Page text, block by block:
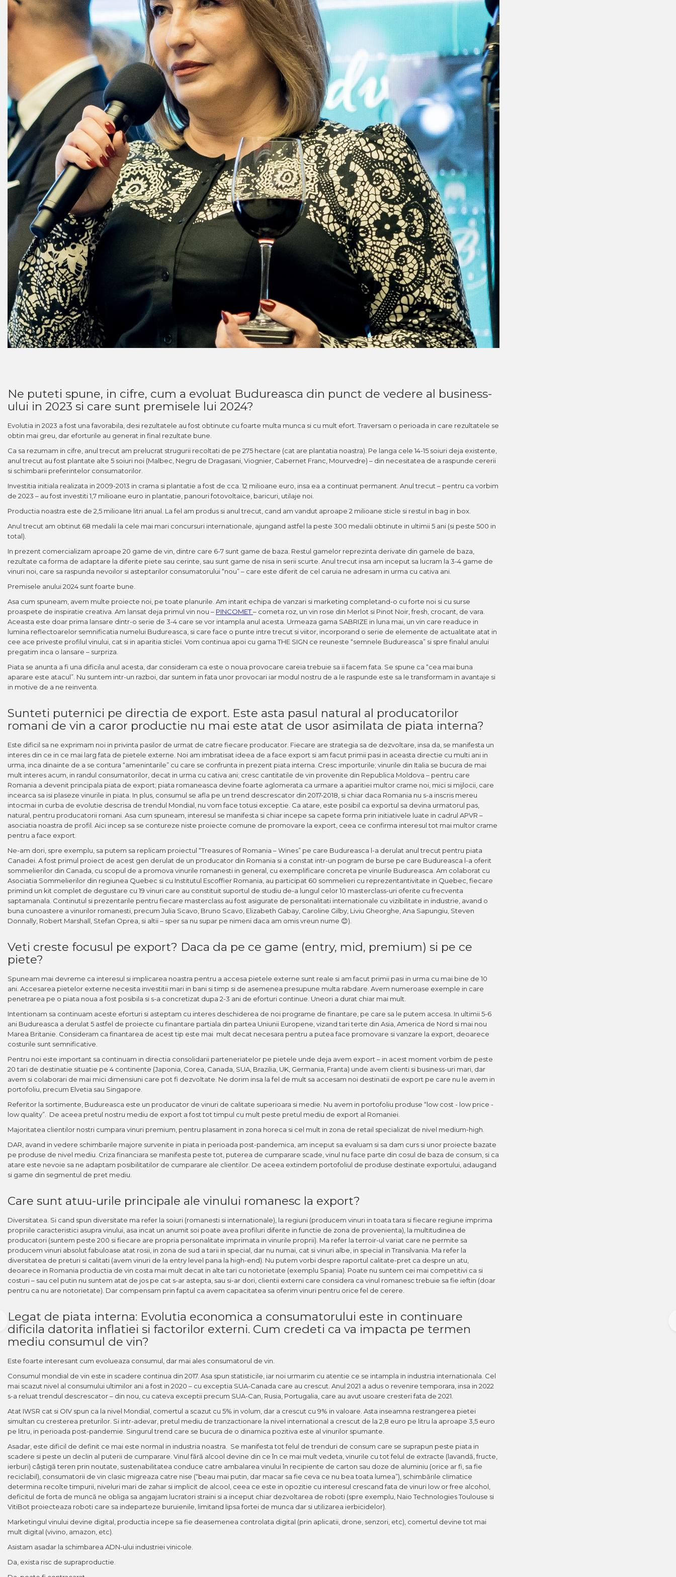
Crama GRAMMA
Cramele COTNARI
Crama LICORNA
Domeniile La MIGDALI
Crama AVINCIS
Crama JIDVEI
Crama JELNA
GRAMOFON Wine
Domeniul BOGDAN
Crama ARAMIC
Crama CORCOVA
Crama PURCARI
Crama HERMEZIU
Grup FRESCOBALDI
L'ARTIST
DEMETER
VINUL Bikers For Humanity
Crama BALLA GEZA
Vinuri SPANIA
Domeniile SÂMBUREȘTI
FAUTOR Winery
PRIMUL
Domeniile PANCIU
The ICONIC Estate
Crama Petro VASELO
Nea FLORICĂ
Vinuri Din GRECIA
Crama BUDUREASCA
Domeniile FRANCO-
ROMÂNE
Ne puteti spune, in cifre, cum a evoluat Budureasca din punct de vedere al business-
ului in 2023 si care sunt premisele lui 2024?
Evolutia in 2023 a fost una favorabila, desi rezultatele au fost obtinute cu foarte multa munca si cu mult efort. Traversam o perioada in care rezultatele se
obtin mai greu, dar eforturile au generat in final rezultate bune.
Ca sa rezumam in cifre, anul trecut am prelucrat strugurii recoltati de pe 275 hectare (cat are plantatia noastra). Pe langa cele 14-15 soiuri deja existente,
anul trecut au fost plantate alte 5 soiuri noi (Malbec, Negru de Dragasani, Viognier, Cabernet Franc, Mourvedre) – din necesitatea de a raspunde cererii
si schimbarii preferintelor consumatorilor.
Investitia initiala realizata in 2009-2013 in crama si plantatie a fost de cca. 12 milioane euro, insa ea a continuat permanent. Anul trecut – pentru ca vorbim
de 2023 – au fost investiti 1,7 milioane euro in plantatie, panouri fotovoltaice, baricuri, utilaje noi.
Productia noastra este de 2,5 milioane litri anual. La fel am produs si anul trecut, cand am vandut aproape 2 milioane sticle si restul in bag in box.
Anul trecut am obtinut 68 medalii la cele mai mari concursuri internationale, ajungand astfel la peste 300 medalii obtinute in ultimii 5 ani (si peste 500 in
total).
In prezent comercializam aproape 20 game de vin, dintre care 6-7 sunt game de baza. Restul gamelor reprezinta derivate din gamele de baza,
rezultate ca forma de adaptare la diferite piete sau cerinte, sau sunt game de nisa in serii scurte. Anul trecut insa am inceput sa lucram la 3-4 game de
vinuri noi, care sa raspunda nevoilor si asteptarilor consumatorului “nou” – care este diferit de cel caruia ne adresam in urma cu cativa ani.
Premisele anului 2024 sunt foarte bune.
Asa cum spuneam, avem multe proiecte noi, pe toate planurile. Am intarit echipa de vanzari si marketing completand-o cu forte noi si cu surse
proaspete de inspiratie creativa. Am lansat deja primul vin nou – PINCOMET– cometa roz, un vin rose din Merlot si Pinot Noir, fresh, crocant, de vara.
Aceasta este doar prima lansare dintr-o serie de 3-4 care se vor intampla anul acesta. Urmeaza gama SABRIZE in luna mai, un vin care readuce in
lumina reflectoarelor semnificatia numelui Budureasca, si care face o punte intre trecut si viitor, incorporand o serie de elemente de actualitate atat in
cee ace priveste profilul vinului, cat si in aparitia sticlei. Vom continua apoi cu gama THE SIGN ce reuneste “semnele Budureasca” si spre finalul anului
pregatim inca o lansare – surpriza.
Piata se anunta a fi una dificila anul acesta, dar consideram ca este o noua provocare careia trebuie sa ii facem fata. Se spune ca “cea mai buna
aparare este atacul”. Nu suntem intr-un razboi, dar suntem in fata unor provocari iar modul nostru de a le raspunde este sa le transformam in avantaje si
in motive de a ne reinventa.
Sunteti puternici pe directia de export. Este asta pasul natural al producatorilor
romani de vin a caror productie nu mai este atat de usor asimilata de piata interna?
Este dificil sa ne exprimam noi in privinta pasilor de urmat de catre fiecare producator. Fiecare are strategia sa de dezvoltare, insa da, se manifesta un
interes din ce in ce mai larg fata de pietele externe. Noi am imbratisat ideea de a face export si am facut primii pasi in aceasta directie cu multi ani in
urma, inca dinainte de a se contura “amenintarile” cu care se confrunta in prezent piata interna. Cresc importurile; vinurile din Italia se bucura de mai
mult interes acum, in randul consumatorilor, decat in urma cu cativa ani; cresc cantitatile de vin provenite din Republica Moldova – pentru care
Romania a devenit principala piata de export; piata romaneasca devine foarte aglomerata ca urmare a aparitiei multor crame noi, mici si mijlocii, care
incearca sa isi plaseze vinurile in piata. In plus, consumul se afla pe un trend descrescator din 2017-2018, si chiar daca Romania nu s-a inscris mereu
intocmai in curba de evolutie descrisa de trendul Mondial, nu vom face totusi exceptie. Ca atare, este posibil ca exportul sa devina urmatorul pas,
natural, pentru producatorii romani. Asa cum spuneam, interesul se manifesta si chiar incepe sa capete forma prin initiativele luate in cadrul APVR –
asociatia noastra de profil. Aici incep sa se contureze niste proiecte comune de promovare la export, ceea ce confirma interesul tot mai multor crame
pentru a face export.
Ne-am dori, spre exemplu, sa putem sa replicam proiectul “Treasures of Romania – Wines” pe care Budureasca l-a derulat anul trecut pentru piata
Canadei. A fost primul proiect de acest gen derulat de un producator din Romania si a constat intr-un pogram de burse pe care Budureasca l-a oferit
sommelierilor din Canada, cu scopul de a promova vinurile romanesti in general, cu exemplificare concreta pe vinurile Budureasca. Am colaborat cu
Asociatia Sommelierilor din regiunea Quebec si cu Institutul Escoffier Romania, au participat 60 sommelieri cu reprezentantivitate in Quebec, fiecare
primind un kit complet de degustare cu 19 vinuri care au constituit suportul de studiu de-a lungul celor 10 masterclass-uri oferite cu frecventa
saptamanala. Continutul si prezentarile pentru fiecare masterclass au fost asigurate de personalitati internationale cu vizibilitate in industrie, avand o
buna cunoastere a vinurilor romanesti, precum Julia Scavo, Bruno Scavo, Elizabeth Gabay, Caroline Gilby, Liviu Gheorghe, Ana Sapungiu, Steven
Donnally, Robert Marshall, Stefan Oprea, si altii – sper sa nu supar pe nimeni daca am omis vreun nume 😊).
Veti creste focusul pe export? Daca da pe ce game (entry, mid, premium) si pe ce
piete?
Spuneam mai devreme ca interesul si implicarea noastra pentru a accesa pietele externe sunt reale si am facut primii pasi in urma cu mai bine de 10
ani. Accesarea pietelor externe necesita investitii mari in bani si timp si de asemenea presupune multa rabdare. Avem numeroase exemple in care
penetrarea pe o piata noua a fost posibila si s-a concretizat dupa 2-3 ani de eforturi continue. Uneori a durat chiar mai mult.
Intentionam sa continuam aceste eforturi si asteptam cu interes deschiderea de noi programe de finantare, pe care sa le putem accesa. In ultimii 5-6
ani Budureasca a derulat 5 astfel de proiecte cu finantare partiala din partea Uniunii Europene, vizand tari terte din Asia, America de Nord si mai nou
Marea Britanie. Consideram ca finantarea de acest tip este mai mult decat necesara pentru a putea face promovare si vanzare la export, deoarece
costurile sunt semnificative.
Pentru noi este important sa continuam in directia consolidarii parteneriatelor pe pietele unde deja avem export – in acest moment vorbim de peste
20 tari de destinatie situatie pe 4 continente (Japonia, Corea, Canada, SUA, Brazilia, UK, Germania, Franta) unde avem clienti si business-uri mari, dar
avem si colaborari de mai mici dimensiuni care pot fi dezvoltate. Ne dorim insa la fel de mult sa accesam noi destinatii de export pe care nu le avem in
portofoliu, precum Elvetia sau Singapore.
Referitor la sortimente, Budureasca este un producator de vinuri de calitate superioara si medie. Nu avem in portofoliu produse “low cost - low price -
low quality”. De aceea pretul nostru mediu de export a fost tot timpul cu mult peste pretul mediu de export al Romaniei.
Majoritatea clientilor nostri cumpara vinuri premium, pentru plasament in zona horeca si cel mult in zona de retail specializat de nivel medium-high.
DAR, avand in vedere schimbarile majore survenite in piata in perioada post-pandemica, am inceput sa evaluam si sa dam curs si unor proiecte bazate
pe produse de nivel mediu. Criza financiara se manifesta peste tot, puterea de cumparare scade, vinul nu face parte din cosul de baza de consum, si ca
atare este nevoie sa ne adaptam posibilitatilor de cumparare ale clientilor. De aceea extindem portofoliul de produse destinate exportului, adaugand
si game din segmentul de pret mediu.
Care sunt atuu-urile principale ale vinului romanesc la export?
Diversitatea. Si cand spun diversitate ma refer la soiuri (romanesti si internationale), la regiuni (producem vinuri in toata tara si fiecare regiune imprima
propriile caracteristici asupra vinului, asa incat un anumit soi poate avea profiluri diferite in functie de zona de provenienta), la multitudinea de
producatori (suntem peste 200 si fiecare are propria personalitate imprimata in vinurile proprii). Ma refer la terroir-ul variat care ne permite sa
producem vinuri absolut fabuloase atat rosii, in zona de sud a tarii in special, dar nu numai, cat si vinuri albe, in special in Transilvania. Ma refer la
diversitatea de preturi si calitati (avem vinuri de la entry level pana la high-end). Nu putem vorbi despre raportul calitate-pret ca despre un atu,
deoarece in Romania productia de vin costa mai mult decat in alte tari cu notorietate (exemplu Spania). Poate nu suntem cei mai competitivi ca si
costuri – sau cel putin nu suntem atat de jos pe cat s-ar astepta, sau si-ar dori, clientii externi care considera ca vinul romanesc trebuie sa fie ieftin (doar
pentru ca nu are notorietate). Dar compensam prin faptul ca avem capacitatea sa oferim vinuri pentru orice fel de cerere.
Legat de piata interna: Evolutia economica a consumatorului este in continuare
dificila datorita inflatiei si factorilor externi. Cum credeti ca va impacta pe termen
mediu consumul de vin?
Este foarte interesant cum evolueaza consumul, dar mai ales consumatorul de vin.
Consumul mondial de vin este in scadere continua din 2017. Asa spun statisticile, iar noi urmarim cu atentie ce se intampla in industria internationala. Cel
mai scazut nivel al consumului ultimilor ani a fost in 2020 – cu exceptia SUA-Canada care au crescut. Anul 2021 a adus o revenire temporara, insa in 2022
s-a reluat trendul descrescator – din nou, cu cateva exceptii precum SUA-Can, Rusia, Portugalia, care au avut usoare cresteri fata de 2021.
Atat IWSR cat si OIV spun ca la nivel Mondial, comertul a scazut cu 5% in volum, dar a crescut cu 9% in valoare. Asta inseamna restrangerea pietei
simultan cu cresterea preturilor. Si intr-adevar, pretul mediu de tranzactionare la nivel international a crescut de la 2,8 euro pe litru la aproape 3,5 euro
pe litru, in perioada post-pandemie. Singurul trend care se bucura de o dinamica pozitiva este al vinurilor spumante.
Asadar, este dificil de definit ce mai este normal in industria noastra. Se manifesta tot felul de trenduri de consum care se suprapun peste piata in
scadere si peste un declin al puterii de cumparare. Vinul fără alcool devine din ce în ce mai mult vedeta, vinurile cu tot felul de extracte (lavandă, fructe,
ierburi) câștigă teren prin noutate, sustenabilitatea conduce catre ambalarea vinului în recipiente de carton sau doze de aluminiu (orice ar fi, sa fie
reciclabil), consumatorii de vin clasic migreaza catre nise (“beau mai putin, dar macar sa fie ceva ce nu bea toata lumea”), schimbările climatice
determina recolte timpurii, niveluri mari de zahar si implicit de alcool, ceea ce este in opozitie cu interesul crescand fata de vinuri low or free alcohol,
deficitul de forta de muncă ne obliga sa angajam lucratori straini si a inceput chiar dezvoltarea de roboti (spre exemplu, Naio Technologies Toulouse si
VitiBot proiecteaza roboti care sa indeparteze buruienile, limitand lipsa fortei de munca dar si utilizarea ierbicidelor).
Marketingul vinului devine digital, productia incepe sa fie deasemenea controlata digital (prin aplicatii, drone, senzori, etc), comertul devine tot mai
mult digital (vivino, amazon, etc).
Asistam asadar la schimbarea ADN-ului industriei vinicole.
Da, exista risc de supraproductie.